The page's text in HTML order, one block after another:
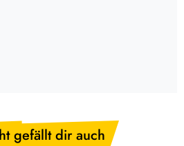
gefällt dir auch